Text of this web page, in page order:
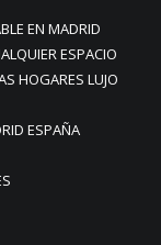
EN MADRID
ESPACIO
HOGARES LUJO
ESPAÑA